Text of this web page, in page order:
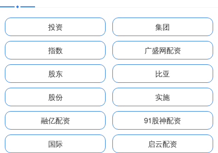
投资 集团
指数 广盛网配资
股东 比亚
股份 实施
融亿配资 91股神配资
国际 启云配资